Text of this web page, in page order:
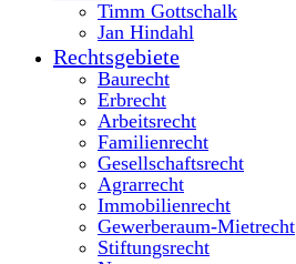
Timm Gottschalk
Jan Hindahl
Rechtsgebiete
Baurecht
Erbrecht
Arbeitsrecht
Familienrecht
Gesellschaftsrecht
Agrarrecht
Immobilienrecht
Gewerberaum-Mietrecht
Stiftungsrecht